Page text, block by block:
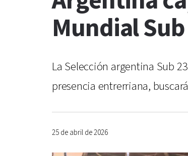
Mundial
La Selección argentina Sub
presencia entrerriana,
25 de abril de 2026